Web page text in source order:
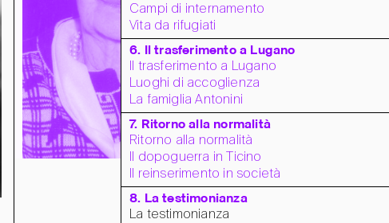
Campi di internamento
Vita da rifugiati
6. Il trasferimento a Lugano
Il trasferimento a Lugano
Luoghi di accoglienza
La famiglia Antonini
7. Ritorno alla normalità
Ritorno alla normalità
Il dopoguerra in Ticino
Il reinserimento in società
8. La testimonianza
La testimonianza